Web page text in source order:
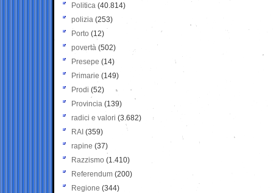
Politica (40.814)
polizia (253)
Porto (12)
povertà (502)
Presepe (14)
Primarie (149)
Prodi (52)
Provincia (139)
radici e valori (3.682)
RAI (359)
rapine (37)
Razzismo (1.410)
Referendum (200)
Regione (344)